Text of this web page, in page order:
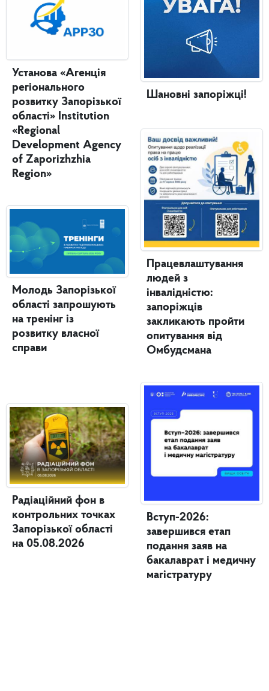
Установа «Агенція
регіонального
розвитку Запорізької
області» Institution
«Regional
Development Agency
of Zaporizhzhia
Region»
Молодь Запорізької
області запрошують
на тренінг із
розвитку власної
справи
Радіаційний фон в
контрольних точках
Запорізької області
на 05.08.2026
Шановні запоріжці!
Працевлаштування
людей з
інвалідністю:
запоріжців
закликають пройти
опитування від
Омбудсмана
Вступ-2026:
завершився етап
подання заяв на
бакалаврат і медичну
магістратуру